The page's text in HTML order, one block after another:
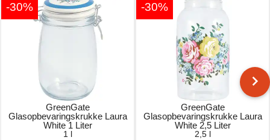
-30%
GreenGate
Glasopbevaringskrukke Laura
White 1 Liter
1 l
-30%
GreenGate
Glasopbevaringskrukke Laura
White 2,5 Liter
2,5 l